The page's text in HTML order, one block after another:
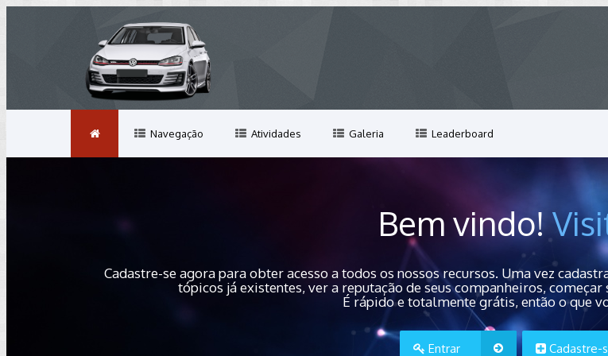
Navegação Atividades Galeria Leaderboard
Bem vindo!
Cadastre-se agora para obter acesso a todos os nossos recursos. Uma vez
tópicos já existentes, ver a reputação de seus companheiros,
É rápido e totalmente grátis, então o que
Entrar Cadastre-